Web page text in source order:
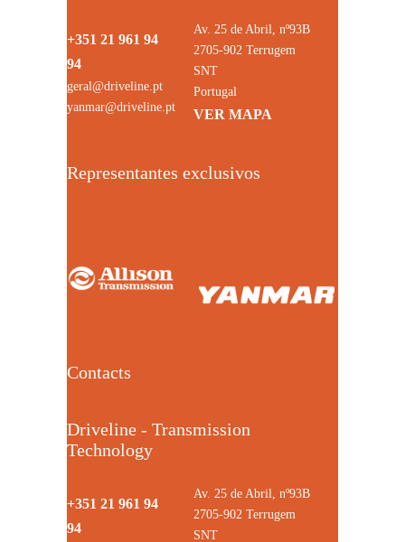
+351 21 961 94
94
geral@driveline.pt
yanmar@driveline.pt
Av. 25 de Abril, nº93B
2705-902 Terrugem
SNT
Portugal
VER MAPA
Representantes exclusivos
Contacts
Driveline - Transmission
Technology
+351 21 961 94
94
Av. 25 de Abril, nº93B
2705-902 Terrugem
SNT